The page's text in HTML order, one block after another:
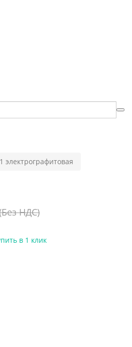
электрографитовая
НДС)
в 1 клик